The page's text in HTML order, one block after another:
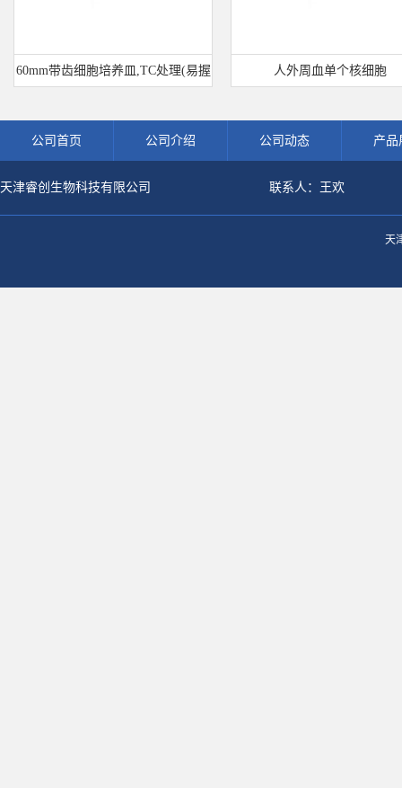
60mm带齿细胞培养皿,TC处理(易握 人外周血单个核细胞
公司首页 公司介绍 公司动态 产品
天津睿创生物科技有限公司 联系人：王欢
天